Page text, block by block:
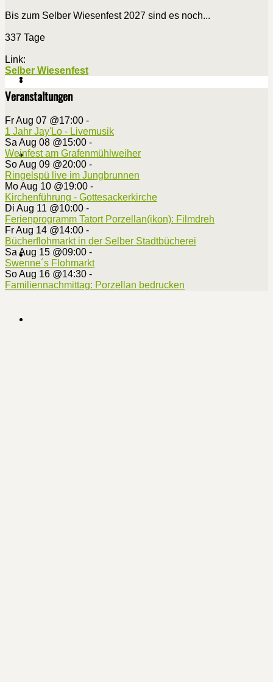
Bis zum Selber Wiesenfest 2027 sind es noch...
337 Tage
Link:
Selber Wiesenfest
Veranstaltungen
Fr Aug 07 @17:00 -
1 Jahr Jay'Lo - Livemusik
Sa Aug 08 @15:00 -
Weinfest am Grafenmühlweiher
So Aug 09 @20:00 -
Ringelspü live im Jungbrunnen
Mo Aug 10 @19:00 -
Kirchenführung - Gottesackerkirche
Di Aug 11 @10:00 -
Ferienprogramm Tatort Porzellan(ikon): Filmdreh
Fr Aug 14 @14:00 -
Bücherflohmarkt in der Selber Stadtbücherei
Sa Aug 15 @09:00 -
Swenne´s Flohmarkt
So Aug 16 @14:30 -
Familiennachmittag: Porzellan bedrucken